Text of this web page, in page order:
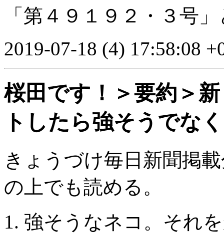
「第４９１９２・３号
2019-07-18 (4) 17:58:08
桜田です！＞要約＞
トしたら強そうでな
きょうづけ毎日新聞掲
の上でも読める。
1. 強そうなネコ。それ